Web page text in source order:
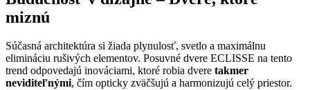
miznú
Súčasná architektúra si žiada plynulosť, svetlo a maximálnu
elimináciu rušivých elementov. Posuvné dvere ECLISSE na tento
trend odpovedajú inováciami, ktoré robia dvere takmer
neviditeľnými, čím opticky zväčšujú a harmonizujú celý priestor.